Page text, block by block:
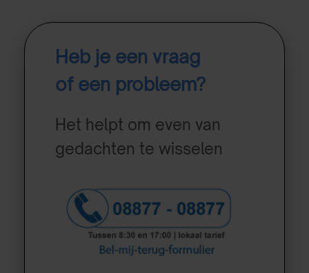
Heb je een vraag
of een probleem?
Het helpt om even van
gedachten te wisselen